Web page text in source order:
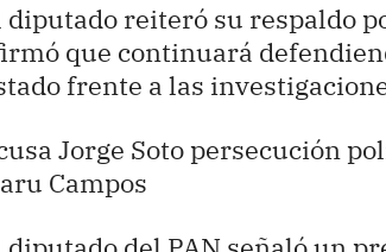
diputado reiteró su respaldo
que continuará
frente a las
Jorge Soto persecución
Campos